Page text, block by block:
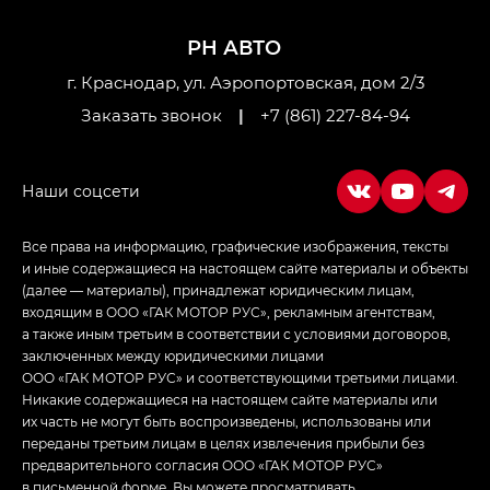
Джи Икс ПРЕМИУМ — GX PREMIUM, ЛАУНЖ —
LOUNGE
Empow — Эмпау (Empow) в комплектации
РН АВТО
г. Краснодар, ул. Аэропортовская, дом 2/3
Заказать звонок
| +7 (861) 227-84-94
Все права на информацию, графические изображения, тексты
и иные содержащиеся на настоящем сайте материалы и объекты
(далее — материалы), принадлежат юридическим лицам,
входящим в ООО «ГАК МОТОР РУС», рекламным агентствам,
а также иным третьим в соответствии с условиями договоров,
заключенных между юридическими лицами
ООО «ГАК МОТОР РУС» и соответствующими третьими лицами.
Никакие содержащиеся на настоящем сайте материалы или
их часть не могут быть воспроизведены, использованы или
переданы третьим лицам в целях извлечения прибыли без
предварительного согласия ООО «ГАК МОТОР РУС»